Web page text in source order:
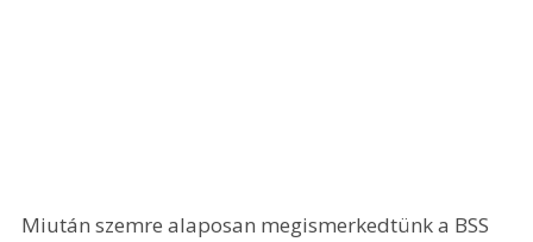
Miután szemre alaposan megismerkedtünk a BSS